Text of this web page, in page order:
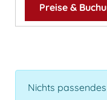
Preise &
Nichts